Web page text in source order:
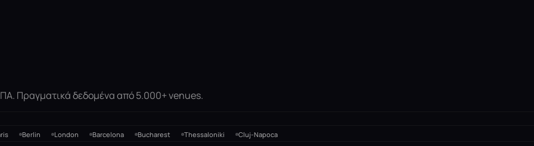
Πραγματικά δεδομένα από 5.000+ venues.
Berlin London Barcelona Bucharest Thessaloniki Cluj-Napoca